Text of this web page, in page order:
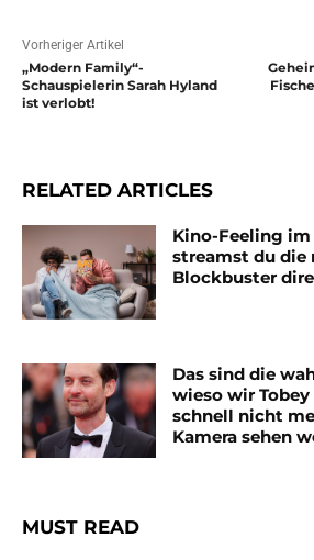
Vorheriger Artikel
„Modern Family“-
Schauspielerin Sarah Hyland
ist verlobt!
RELATED ARTICLES
Kino-Feeling
streamst du die
Blockbuster
Das sind die
wieso wir
schnell nicht
Kamera sehen
MUST READ